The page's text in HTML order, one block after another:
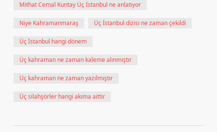
Mithat Cemal Kuntay Üç İstanbul ne anlatıyor
Niye Kahramanmaraş Üç İstanbul dizisi ne zaman çekildi
Üç İstanbul hangi dönem
Üç kahraman ne zaman kaleme alınmıştır
Üç kahraman ne zaman yazılmıştır
Üç silahşörler hangi akıma aittir